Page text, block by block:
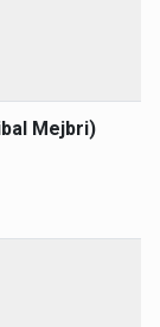
Mejbri)